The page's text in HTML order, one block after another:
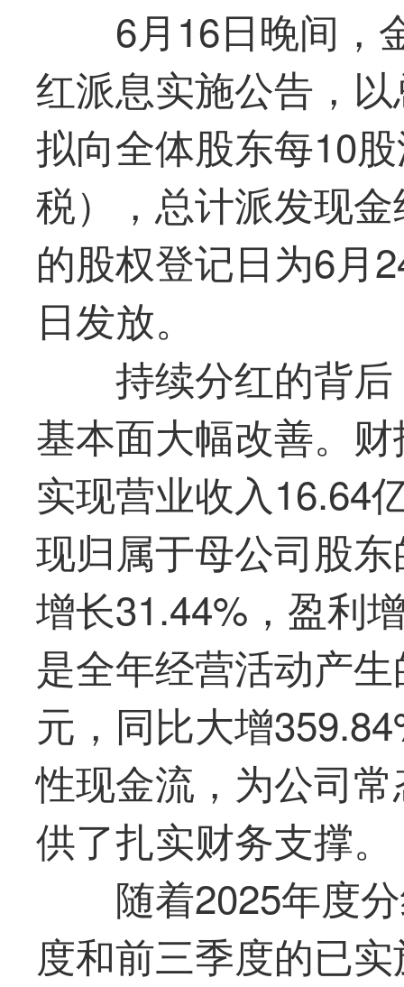
6月16日晚间，
红派息实施公告，
拟向全体股东每10
税），总计派发现
的股权登记日为6月
日发放。
持续分红的背
基本面大幅改善。
实现营业收入16.64
现归属于母公司股
增长31.44%，盈利
是全年经营活动产
元，同比大增
性现金流，为公司
供了扎实财务支撑。
随着2025年度
度和前三季度的已